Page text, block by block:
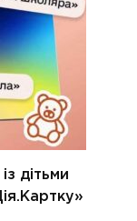
дітьми